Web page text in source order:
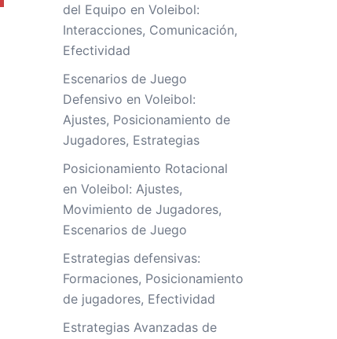
del Equipo en Voleibol:
Interacciones, Comunicación,
Efectividad
Escenarios de Juego
Defensivo en Voleibol:
Ajustes, Posicionamiento de
Jugadores, Estrategias
Posicionamiento Rotacional
en Voleibol: Ajustes,
Movimiento de Jugadores,
Escenarios de Juego
Estrategias defensivas:
Formaciones, Posicionamiento
de jugadores, Efectividad
Estrategias Avanzadas de